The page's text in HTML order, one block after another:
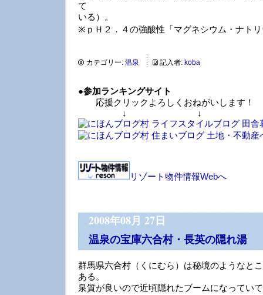
て
いる）。
※ｐＨ２．４の強酸性「マグネシウム・ナト
カテゴリー: 温泉 記入者: koba
●参加ランキングサイト
応援クリックよろしくおねがいします！
↓ ↓
リゾート物件情報Webへ
2008年08月 27日
温泉の宝庫六合村・長英の隠れ湯
群馬県六合村（くにむら）は秘境のようなと
ある。
泉質が良いので近頃隠れたブームになってい